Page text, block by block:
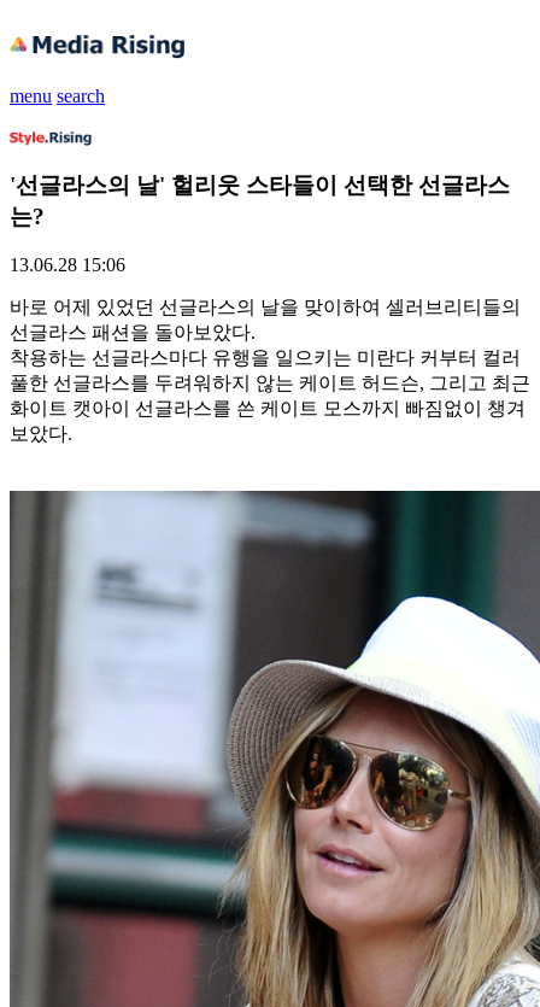
menu search
'선글라스의 날' 헐리웃 스타들이 선택한 선글라스
는?
13.06.28 15:06
바로 어제 있었던 선글라스의 날을 맞이하여 셀러브리티들의
선글라스 패션을 돌아보았다.
착용하는 선글라스마다 유행을 일으키는 미란다 커부터 컬러
풀한 선글라스를 두려워하지 않는 케이트 허드슨, 그리고 최근
화이트 캣아이 선글라스를 쓴 케이트 모스까지 빠짐없이 챙겨
보았다.